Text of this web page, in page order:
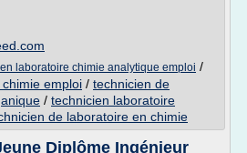
laboratoire chimie analytique emploi /
emploi / technicien de
/ technicien laboratoire
de laboratoire en chimie
Diplôme Ingénieur